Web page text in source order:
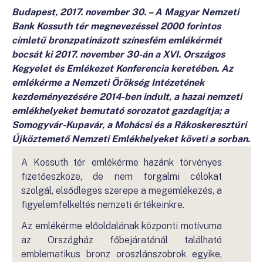
Budapest, 2017. november 30. – A Magyar Nemzeti
Bank Kossuth tér megnevezéssel 2000 forintos
címletű bronzpatinázott színesfém emlékérmét
bocsát ki 2017. november 30-án a XVI. Országos
Kegyelet és Emlékezet Konferencia keretében. Az
emlékérme a Nemzeti Örökség Intézetének
kezdeményezésére 2014-ben indult, a hazai nemzeti
emlékhelyeket bemutató sorozatot gazdagítja; a
Somogyvár-Kupavár, a Mohácsi és a Rákoskeresztúri
Újköztemető Nemzeti Emlékhelyeket követi a sorban.
A Kossuth tér emlékérme hazánk törvényes
fizetőeszköze, de nem forgalmi célokat
szolgál, elsődleges szerepe a megemlékezés, a
figyelemfelkeltés nemzeti értékeinkre.
Az emlékérme előoldalának központi motívuma
az Országház főbejáratánál található
emblematikus bronz oroszlánszobrok egyike,